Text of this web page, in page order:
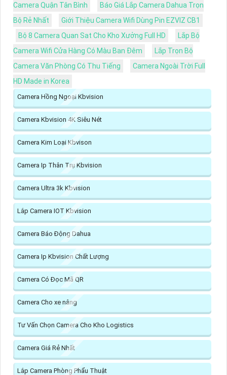
Camera Quận Tân Bình
Báo Giá Lắp Camera Dahua Trọn
Bộ Rẻ Nhất
Giới Thiệu Camera Wifi Dùng Pin EZVIZ CB1
Bộ 8 Camera Quan Sat Cho Kho Xưởng Full HD
Lắp Bộ
Camera Wifi Cửa Hàng Có Màu Ban Đêm
Lắp Trọn Bộ
Camera Văn Phòng Có Thu Tiếng
Camera Ngoài Trời Full
HD Made in Korea
Camera Hồng Ngoại Kbvision
Camera Kbvision 4K Siêu Nét
Camera Kim Loại Kbvison
Camera Ip Thân Trụ Kbvision
Camera Ultra 3k Kbvision
Lắp Camera IOT Kbvision
Camera Báo Động Dahua
Camera Ip Kbvision Chất Lượng
Camera Có Đọc Mã QR
Camera Cho xe nâng
Tư Vấn Chọn Camera Cho Kho Logistics
Camera Giá Rẻ Nhất
Lắp Camera Phòng Phẩu Thuật